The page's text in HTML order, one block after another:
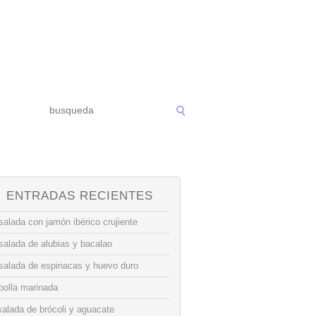
ENTRADAS RECIENTES
con jamón ibérico crujiente
de alubias y bacalao
de espinacas y huevo duro
marinada
de brócoli y aguacate